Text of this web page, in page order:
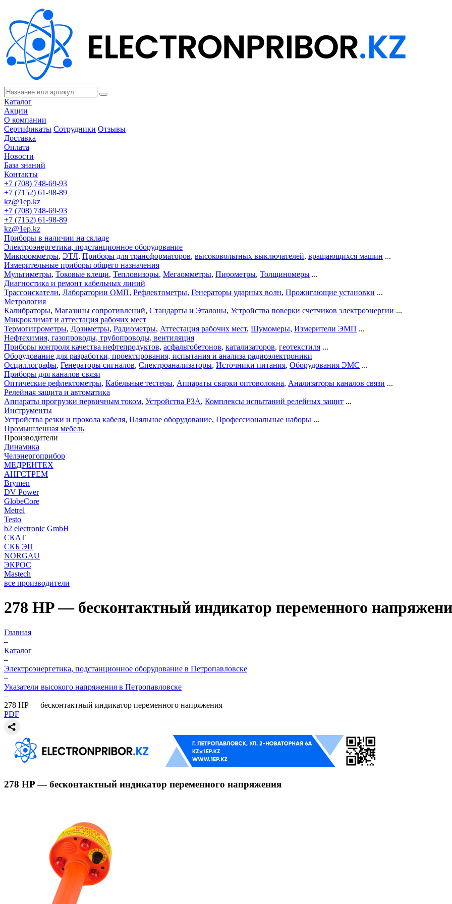
Каталог
Акции
О компании
Сертификаты Сотрудники Отзывы
Доставка
Оплата
Новости
База знаний
Контакты
+7 (708) 748-69-93
+7 (7152) 61-98-89
kz@1ep.kz
+7 (708) 748-69-93
+7 (7152) 61-98-89
kz@1ep.kz
Приборы в наличии на складе
Электроэнергетика, подстанционное оборудование
Микроомметры, ЭТЛ, Приборы для трансформаторов, высоковольтных выключателей, вращающихся машин ...
Измерительные приборы общего назначения
Мультиметры, Токовые клещи, Тепловизоры, Мегаомметры, Пирометры, Толщиномеры ...
Диагностика и ремонт кабельных линий
Трассоискатели, Лаборатории ОМП, Рефлектометры, Генераторы ударных волн, Прожигающие установки ...
Метрология
Калибраторы, Магазины сопротивлений, Стандарты и Эталоны, Устройства поверки счетчиков электроэнергии ...
Микроклимат и аттестация рабочих мест
Термогигрометры, Дозиметры, Радиометры, Аттестация рабочих мест, Шумомеры, Измерители ЭМП ...
Нефтехимия, газопроводы, трубопроводы, вентиляция
Приборы контроля качества нефтепродуктов, асфальтобетонов, катализаторов, геотекстиля ...
Оборудование для разработки, проектирования, испытания и анализа радиоэлектроники
Осциллографы, Генераторы сигналов, Спектроанализаторы, Источники питания, Оборудования ЭМС ...
Приборы для каналов связи
Оптические рефлектометры, Кабельные тестеры, Аппараты сварки оптоволокна, Анализаторы каналов связи ...
Релейная защита и автоматика
Аппараты прогрузки первичным током, Устройства РЗА, Комплексы испытаний релейных защит ...
Инструменты
Устройства резки и прокола кабеля, Паяльное оборудование, Профессиональные наборы ...
Промышленная мебель
Производители
Динамика
Челэнергоприбор
МЕДРЕНТЕХ
АНГСТРЕМ
Brymen
DV Power
GlobeCore
Metrel
Testo
b2 electronic GmbH
СКАТ
СКБ ЭП
NORGAU
ЭКРОС
Mastech
все производители
278 HP — бесконтактный индикатор переменного
Главная
–
Каталог
–
Электроэнергетика, подстанционное оборудование в Петропавловске
–
Указатели высокого напряжения в Петропавловске
–
278 HP — бесконтактный индикатор переменного напряжения
PDF
278 HP — бесконтактный индикатор переменного напряжения